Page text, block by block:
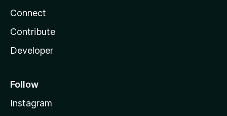
Connect
Contribute
Developer
Follow
Instagram